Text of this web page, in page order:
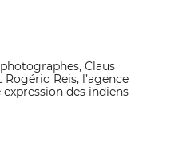
Claus
Reis, l’agence
des indiens